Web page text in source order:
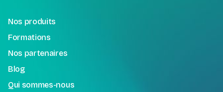
Nos produits
Formations
Nos partenaires
Blog
Qui sommes-nous